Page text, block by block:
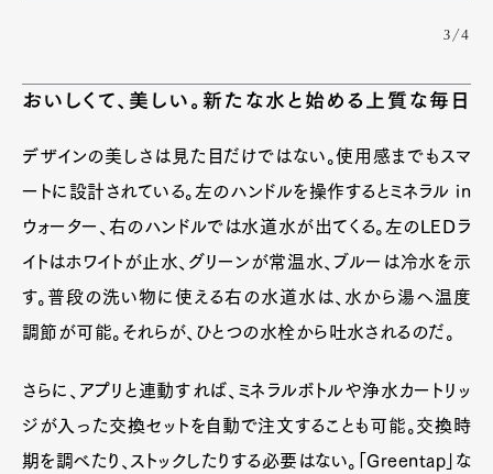
3/4
おいしくて、美しい。新たな水と始める上質な毎日
デザインの美しさは見た目だけではない。使用感までもスマ
ートに設計されている。左のハンドルを操作するとミネラル in
ウォーター、右のハンドルでは水道水が出てくる。左のLEDラ
イトはホワイトが止水、グリーンが常温水、ブルーは冷水を示
す。普段の洗い物に使える右の水道水は、水から湯へ温度
調節が可能。それらが、ひとつの水栓から吐水されるのだ。
さらに、アプリと連動すれば、ミネラルボトルや浄水カートリッ
ジが入った交換セットを自動で注文することも可能。交換時
期を調べたり、ストックしたりする必要はない。「Greentap」な